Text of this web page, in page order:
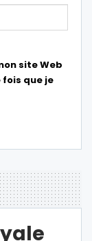
site Web
que je